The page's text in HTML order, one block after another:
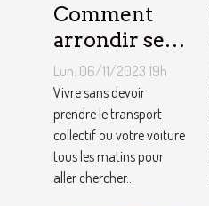
Comment
arrondir ses
fins du mois
avec
l’internet ?
Lun. 06/11/2023 19h
Vivre sans devoir
prendre le transport
collectif ou votre voiture
tous les matins pour
aller chercher...